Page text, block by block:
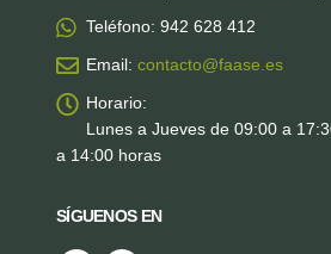
Teléfono: 942 628 412
Email: contacto@faase.es
Horario:
Lunes a Jueves de 09:00 a
a 14:00 horas
SÍGUENOS EN